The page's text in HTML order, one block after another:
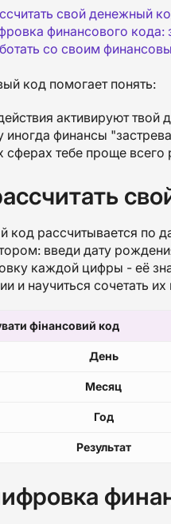
свой денежный
финансового кода:
со своим
код помогает понять:
активируют твой
иногда финансы
сферах тебе проще всего
код рассчитывается по
введи дату
каждой цифры - её
и научиться сочетать
фінансовий код
День
Месяц
Год
Результат